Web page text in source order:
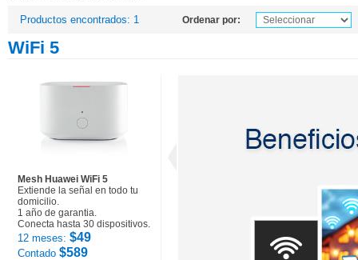
Productos encontrados: 1 Ordenar por:
WiFi 5
Mesh Huawei WiFi 5
Extiende la señal en todo tu
domicilio.
1 año de garantia.
Conecta hasta 30 dispositivos.
12 meses: $49
Contado $589